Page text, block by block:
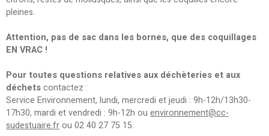
pleines.
Attention, pas de sac dans les bornes, que des coquillages
EN VRAC !
Pour toutes questions relatives aux déchèteries et aux
déchetscontactez :
Service Environnement, lundi, mercredi et jeudi : 9h-12h/13h30-
17h30, mardi et vendredi : 9h-12h ou environnement@cc-
sudestuaire.frou 02 40 27 75 15.